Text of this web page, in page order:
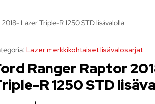
Lazer Triple-R 1250 STD lisävalolla
Lazer merkkikohtaiset lisävalosarjat
Ranger Raptor
R 1250 STD